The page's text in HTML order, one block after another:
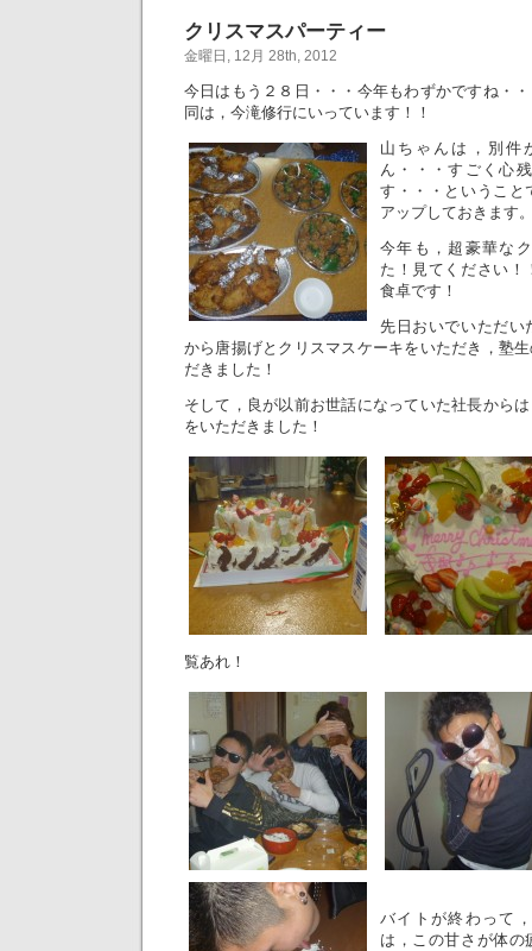
クリスマスパーティー
金曜日, 12月 28th, 2012
今日はもう２８日・・・今年もわずかですね・
同は，今滝修行にいっています！！
山ちゃんは，別件
ん・・・すごく心
す・・・ということ
アップしておきます
今年も，超豪華な
た！見てください！
食卓です！
先日おいでいただい
から唐揚げとクリスマスケーキをいただき，塾
だきました！
そして，良が以前お世話になっていた社長から
をいただきました！
覧あれ！
バイトが終わって
は，この甘さが体の